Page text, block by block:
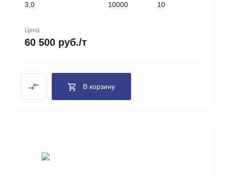
3,0 10000 10
Цена
60 500 руб./т
В корзину